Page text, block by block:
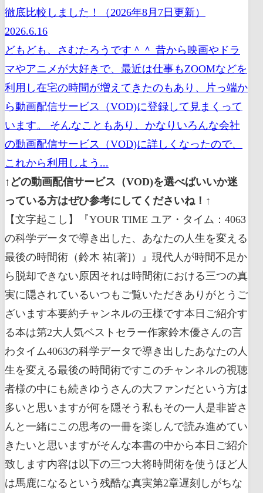
徹底比較しました！（2026年8月7日更新）
2026.6.16
どもども、さむたろうです＾＾ 昔から映画やドラ
マやアニメが大好きで、最近は仕事もZOOMなどを
利用し在宅の時間が増えてきたのもあり、片っ端か
ら動画配信サービス（VOD)に登録して見まくって
います。 そんなこともあり、かなりいろんな会社
の動画配信サービス（VOD)に詳しくなったので、
これから利用しよう...
↑どの動画配信サービス（VOD)を選べばいいか迷
っている方はぜひ参考にしてくださいね！↑
【文字起こし】『YOUR TIME ユア・タイム：4063の科学データで導き出した、あなたの人生を変える最後の時間術（鈴木 祐[著]）』現代人が時間不足から脱却できない原因それは時間術における三つの真実に隠されているいつもご覧いただきありがとうございます本要約チャンネルの王様です本日ご紹介する本は第2大人気ベストセラー作家鈴木優さんの言わタイム4063の科学データで導き出したあなたの人生を変える最後の時間術ですこのチャンネルの視聴者様の中にも続きゆうさんの大ファンだという方は多いと思いますが何を隠そう私もその一人是非皆さんと一緒にこの思考の一冊を楽しんで読み進めていきたいと思いますがそんな本書の中から本日ご紹介致します内容は以下の三つ大将時間術を使うほど人は馬鹿になるという残酷な真実第2章遅刻しがちな糸はまるまるボクシングを使って時間を操れる第3章あなたの時間のずれをぴったりと合わせるタイムログの正しい使い方どれもとても大切な内容です是非最後まで見て行ってくださいそれでは早速参りましょう第1章時間術を使うほど人は誰かになるという残酷な真実本書の冒頭はこんな言葉から始まりますいつも時間が足りず何かに追われているもっと大切なことに使う時間を増やしたい限りある人生このままの過ごし方でいいのだろうか時間の使い方に満足していない全ての方本書では科学的根拠に基づき時間不足を根本から解消しあなたにとって有意義な時間を増やす方法を具体的に解説しますいやーゾクゾクしますよね多くの現代が悩まされている時間不足やりたいことはたくさんあるのに時間が足りないどうでもいいことばかりに時間を使ってしまっているような気がするきっと多くの視聴者の方がこのような悩みを抱えていると思いますそれは現代人がこのような時間不足から脱却できない原因は時間術における三つの真実に隠されているとしていますその三つの真実とは真実1時間術を駆使しても仕事のパフォーマンスはさほど上がらない真実に時間効率を気にする程作業の効率は下がってしまう真実3時間をマネジメントするという発想の根本に無理がある濃密ですお分かりでしょうか本書はこれまでの時間術を真っ向から否定そんな時間術を使ってもパフォーマンスなんて上がらないしむしろ時間効率を気にしていたら材超効率は下がるし時間をマネジメントしようなんていう発想は無理でほとんどの時間術はそもそも時間の使い方と無関係なんだよと言っている証券ではわけわかめ矛盾だらけに見える時間術の本なんです時間術の本でありながら時間術を否定するというのは生半可な覚悟でできることではありませんなぜならそれ相応の斬新かつ効果的な代替策を提示しないと結局ただの時間術本ちゃんとか指定だけして実際にどうすればいいのかよくわからないと批判されてしまうことになるからですそれだけに否応なく本書の時間ですがどれほどのものなのか期待が高まってしまいますよねその本書の時間術をズバリ解説する前にまずは前提の確認なぜこの三つの真実によって私たち現代人が時間不足から解放されないのかその理由について見ていきましょうまずは真実1時間術を駆使しても仕事のパフォーマンスはさほど上がらないについて置換術は大量にあるのに時間の悩みを抱えている人が減らないという謎を解くために著者は時間に関する研究を2000件近く調べ上げたと言いますさらには認知科学心理学経済学医学の各分野から国内外の専門官約20人に最新の見解をお尋ねましたその結果分かったことは万人に効果がある時間術は未だひとつも見つかっていないということ万人に効果がある時間術は未だひとつも見つかっていないマジかよって感じですよね定番の時間術は数多くありますが今のところ大半の時間術には大した効果が認められておらずそもそもまともな検証すら行われていない うまくいっているような気がするよという話に過ぎて科学的な根拠があるものなんてほとんどなかったということなんですこれはまさしく時間術に関する不都合すぎる真実と言えますあなたが家の中に山のように積み上げている時間術の本それら全てがただの感想に過ぎなかったんですただ面白いことに時間術は仕事の質や量を高めてくれるものではなかったけれどお仕事の満足度や幸福感は高めてくれるよということが分かっておりますこれは時間術を使いスケジュールを組む事によってあたかも自分の人生を自分でコントロールできているような感覚だったり重要なことを今日はやったぞという達成感だったりが得られるからだと考えられています幸福感を生むから時間術が例え仕事のパフォーマンスに無駄だったとしても人類は時間術を手放すことができず言ってしまえば時間別に依存しながらこの現代まで来てしまったということですということで時間術は時間を効率的に使って仕事のパフォーマンスをアップさせるものではなく自分で自分を管理できている象という漢字を掴み幸福感を得るための合法ドラッグだったというわけです続いて真実に時間の効率を気にする程作業の効率は下がってしまうについてさあここまでで時間術を使っても効率的に仕事はこなせないけど幸福にはなれるぞというところを見てきましたまあ幸福になれるならそれはそれで良いかと思われるかもしれませんがここには落とし穴がありますそれは時間術を使って時間を効率化させようと思えば思うほど人は判断力が下がりアイデアを思いつきにくくなるということが分かっているからなんですね皆さんにも経験があるかもしれませんが短い時間に効率良く複数の仕事を詰め込もうとしたけが大事なことに手をつけ忘れてしまっただとか判断を急ぎすぎて無理な依頼を引き受けてしまったりといったことは珍しいことではありませんこういった複数の仕事を効率的にこなすことに取り憑かれた人の IQ は通常時と比較してなんと13ポイントも下落しているということが分かっていますこれは徹夜明けの IQ 低下に相当するんですね時間術にこだわるあまりめちゃくちゃバカになっちゃうんだということがお分かりいただけるかと思います実際の調査でもお仕事中に時間を強く意識した日はそうでない日よりも創造的な思考の出現率が45%下がりプロジェクトの成果も低くなる創造性の低下は23日後まで続いたがほとんどの従業員はその事実に気づいていなかったということが分かっています効率を求めて時間を気にすることで大半の人は思考の広がりがなくなりそのせいで最終的な成果の量まで減ってしまうんですね恐ろしいことですこれは仕事の効率が下がるというよりもアイデアが思いつかなくなるということが主な原因のようですマッキンゼーの調査によりますと現代の仕事の7割が創造的な発想を必要としているということでつまり時間効率に追われ集中すると集中するそうと思うがあまりアイデアが出てこなくなって結局作業効率が低下してしまうというわけですその結果創造性が必要なような受信ボックスを空にするだとか友達の頼みに答えるとかそういった重要でない仕事ばかりをせっせとこなし今日も仕事頑張ったなあという謎の10日間だけられるという状況に陥りがちなんです時間の効率を重視するほど本当にやらなければならない創造性が必要な仕事の効率が落ちてしまうこのことはしっかりと覚えておきたいですねさて最後に真実3時間をマネジメントするという発想の根本に無理があるについて見ていきましょう時間をマネジメントしようとこれまで数多くの時間ですが生み出されてきたわけですがそもそも大半の時間術というのは時間の使い方とは関係がないということが分かっています時間術なのに時間の使い方とは関係がないというのはどういうことだろうと思われたかもしれませんしかし実際世の中で使われているあらゆるタイムマネジメント方は実際には時間の使い方とはほぼ関係がないんです生産性研究の第一任者であるアダムグラントは自身が行った研究例を引き合いに出しつつその時間術の大半は時間の管理ではなく注意力をマネジメントしているケースが多いとコメントしましたその上で時間術は生産性の解決策にならないと断言しています確かにそう言われてみればそうですよね置換術という タイムマネジメントを重視することで一層時間が不足しているという認識が生まれ私たちの人生にとって本当に重要な活動をしなくなってしまうという問題を指摘しています時間が足りないから時間術を学んだのにもっと効率よくもっと効率よくとなってさらに時間が足りないように感じてしまうその結果本当に重要なことに手をつけなくなってしまうこれもあれあれですよねそもそも時間が足りないから時間術の本を買ったのにその方法を試したせいでさらに時間が無くなってしまっては本末転倒もいいところですさてということでここまで私たち現代人が時間不足から解放されないなどについて三つの真実と共に観てきました簡単にまとめますと1万人に効果があるような時間術は存在しないに時間を効率よく使おうとするほど生産性は下がる3時間ずつの大半はそもそも時間アンの使い方とは関係がないということになりますいやはや困りましたこれでは時間の使い方なんて考えるだけ無駄なように思えてきますただここでポイントとなるのは万人に効果があるような時間術は存在しない子の番人にという部分ですそうです実験結果をよくよく見てみれば全員に効果があったわけじゃないけど時間術によって生産性が高まる人というのは確かに存在したんですつまり人それぞれに合った時間術というものが存在し実験で用いられた時間ですがたまたまバッチリ合った人だけが生産性を伸ばしたんじゃないかと考えられているんです骨折の患者に風邪薬を飲ませても何も改善しないのと同じであなたがなぜ時間が足りないと悩んでいるのかについてしっかりと分析しないまま適当に手当たり次第時間術を試しても何の効果もないんですそれどころか薬と同じです作用が現れデメリットの方が大きくなってしまうかもしれませんということで大切なのは目新しい時間術を学ぶことではなくあなたの性格や脳のタイプからどういった時間術を使うべきかを判断するということになりますさてそれではどうすればあなたに合った時間で2を見つけることができるのでしょうか時間術の効果に影響する答えたつまり性格や脳のタイプは実に様々なものがありますそういったシュシュ雑多千差万別の要素を細かく分析していくというのもいいんですが本書では別の角度からあなたに合った時間で2を見つける方法を提案してくれていますそれがよくと陶器の調整です難しいですよねできるだけわかりやすく解説していきますよ木場未来に関係していて早期は過去に関係していますより具体的に言うなら未来というのは今の状態の次に起きる確率が高い変化脳が予期したもの過去というのは今の状態の前に発生した確率が高い変化を脳が想起したものですまずはわかりやすい未来について見ていきましょう例えばあなたの目の前に泣いている女の子がいるとしますその女の子を見てあなたは泣き止むまでそばにいてあげようと思ったとしますこれが良きですつまりあなたはいつかはこの女の子は泣き止むだろうと思ったわけです続いて過去について見ていきましょう同じようにあなたの目の前に泣いている女の子がいるとしますその女の子を見てあなたはもしかして親とはぐれちゃったのかなと思ったとしますこれが好きですつまりあなたは女の子が一人でいて泣いているということは迷子になっている可能性が高いなと判断したわけです実際には泣いている女の子を見た時にこの良きと陶器の両方が起こりこんなところで一人で泣いて入るなんてきっと迷子になって困っているんだ泣き止むまでそばにいてあげてそれから迷子センターに連れて行ってあげようそうすれば問題が解決するに違いないと判断を下しますここでのポイントは陶器も良きも確率が高いことをあなたが選んでいるに過ぎないということで迷子になっている子を見たあなたののが女の子が一人で泣いているつまり迷子になっている可能性が高いと判断したにすぎてそれがあっているかどうかについては女の子を見たタイミングではわかりませんよね同様に少し待てば泣き止むとか迷子センターに連れて行けば親が見つかるという予測もあなたの膨大な過去のデータから導き出された確率が高いと思える未来でしかないんです絶対に少し待てば泣き止むとか迷子センターに連れて行けば親が見つかるというわけではありませんよねただ未来や過去を正確に予測することができればこの女の子を助ける 必要となります例えばタイムログという自分がやったこととそれにかかった時間を書き出すという時間術があります自分が行った作業の開始時間と終了時間を記録し続ける手法であり何度も繰り返すうちに作業時間の見積もりが甘くなると考えられていますこのタイムログでパフォーマンスが上がりやすいのは早期の誤りが大きい人または早期が肯定的すぎる人ですこれは実際は締め切り間際まで大慌てだったのが先週はスムーズに進んだから今回も問題ないだろうと考えたり現実は他人の協力を得たのに普段は一人でこなせているから今回も問題ないだろうと即断するというような人ですつまり仕事にかかる時間を適当に見積もりすぎる人や自分の能力を過大評価し短時間でこなせるようと考えてしまう人がタイムログを行うことで本当に必要な時間が分かり今後の時間管理に行かせるようになるというわけです確かに俺自分の能力を過大評価しがちなんだよなと思った人がっかりしないでください人間は不快なものよりも楽しい出来事をより正確に記憶しやすいという心理傾向がありまして自分にとって都合のいいことばかりを覚え思い出してしまうのは普通のことなんです楽観的な性格は人生を幸せに生きる上で大切なものをそのメリットを活かしつつ過去を過大評価してしまう癖はタイムログで修正していきましょう続いてよきに失敗したパターンを見ていきましょう病気がうまくいかない人の多くは未来の自分と今の自分のつながりをしっかりと感じることができず未来の自分を他人のように見てしまう傾向があります例えば来年の受験に合格するために今は受験勉強を頑張るというモチベーションの高め方は未来の合格している自分と今頑張っている自分を同一視できているからこそ効果があります雷の自分に対してのつながりが薄いと今頑張っていることが未来につながっているように思えず目の前のスマホゲームなどの誘惑に負けやすくなってしまうんですこの場合はカレンダーに予定を書くという基本中の基本の時間術が有効ですカレンダーのメリットといえば作業に必要な時間を見積もれるや予定を忘れずに済むなどの理由が浮かびますが本当に重要なのは料金の現実味を増すという機能です受験まであとまるまる日という表情を見ると頑張らなきゃなぁと思いますよねこれは未来のことをより現実的に感じることができるようになるからだと言えます逆に言えばあなたが良きの現実感が濃い人だった場合はカレンダーに念密なスケジューリングをしたとしても聞きづらいかもしれません先ほどの掃除洗濯料理の例でも同様で夕方から本要約チャンネルを見て幸せになっている自分と今の自分を同じ自分だと考えることができないとそのご褒美のために頑張るぞという気持ちは湧いてきませんまた掃除には30分洗濯には1時間料理にも1時間かかると予想したけど実際は料理に必要な買い物が終わっておらずその作業を追加でやる必要があった結局仕事が終わりきらなかったというパターンも料金がうまくいっていないパターンの一つと言えるでしょうこれは未来に必要になることを正確に予測できなかったから怒ってしまった失敗ですこの原因もう未来に対して現実感が薄いというものですつまり料理をするという未来の自分の姿を現実的に考えることができておらずその時に必要な食材を買っていないというところまで頭が回らなかったということですこのタイプは例えば掃除中にふとしたタイミングで買い物もしなきゃなどと思い出し掃除が手につかなくなったり途中で買い物に行ったりなど行き当たりばったりの行動をとってしまうことが多いです結果として時間が足りないとなりがちなんです早期豊樹過去と未来の予測の正確さが時間管理においてどれだけ大切かお分かりいただけましたでしょうか続く第2章ではこの過去と未来の予測をより正確に行うためにはどうすればいいか具体的な方法について解説していきますのでぜひぜひ最後までお付き合いくださいませんそれではここまでで対処をまとめておきましょうポイント市現代人の多くが時間不足から解放されない理由は三つ1万人に効果があるような時間術は存在しないに時間を効率よく使おうとするほど生産性は下がる3時間ずつの大半はそもそも時間の使い方とは関係がないってあるポイント2万人に効果がある時間でつは存在しないが特定の人に効果的な時間術は存在する自分にとって最適な時間術を見つけるためには自分の早期と雪のズレを分析する必要がある場合に ています一応気が薄い将来のイメージとの繋がりを感じられない状態ですよ気が濃い将来のイメージに繋がりを感じられている状態です3妖気が多い将来に発生しそうなイベントの数が多い状態ですよ病気が少ない将来に発生しそうなイベントの数が少ない状態ですいかがでしょうか自分がどれにあたるか考えてみてください本当には自分の予期パターン臓器パターンを分析するための質問票もついていますのでそちらを試してみたいという方はぜひぜひ本書を実際に買って読んでみてくださいさて話を続けますつまり超簡単に言うなら未来の自分と今の自分が繋がっているように思えるかどうかそして未来にやるべきことが多いか少ないかこの二つであなたの良きがずれる理由が特定できるというわけですここでは私が多くの人が陥りがちだと感じた市よきが薄いタイプについて解決策となる時間術を解説していきましょう金書に記載があるわけではありませんが個人的にはこの容器が薄すぎるタイプの典型例が遅刻グセがある人だと感じましたつまり未来に現実味を感じにくい人だからこそ遅刻をしてしまうんですまあこれは私のことなんですが例えば17時から会議に出席しなきゃいけないここから会議の場所まで15分かかるというような場合皆さんであれば16時40分あたりで仕事を切り上げ会議の場所に向かうんじゃないかなと思いますですが私の場合は確かに会議のことは頭の片隅にありますそれでいて会議に出席している自分と今の仕事中の自分は完全に切り離された存在のように感じるんですだからこそ17時の会議に間に合うためにはまるまる時に部屋を出なきゃという想定ができませんその結果本当に取り返しのつかない17時3分前くらいになってようやく未来の自分と今の自分が繋がって会議に行かなきゃでももう間に合わないとなるんですそんな奴本当にいるのかと思われるかもしれませんが私が生き証人本当にいるんですこれは時間的分離と呼ばれる現象で人によっては数分後数時間後の自分にすら現実感を抱けないんです何故このような個体差が生まれるかという理由はよくわかっておらず脳内に分泌される神経伝達物質の量や生まれつきの性格が原因とする説もありますが明確な答えはまだありませんただ実際に大なり小なりこの未来を現実のこととして考えるという能力には個人差がありこの能力が低い人は良きが低い人だということですあなた自身はどうでしょうか考えてみてくださいちなみに先ほどの例で私が出した解決策は会議の前に仕事をしないというものでした17時から会議があるのであれば16時くらいから何もしないそうすれば今に注意が釣れませんから未来の会議のことばかりを考え遅刻しないように向かうことができるようになったんですさて誰だこんな方法では仕事の生産性も落ちてしまいましたんにんに進めることができるものではありませんよねということで本書で紹介されているよ気を濃くするための時間術タイムボクシングについて解説していきましょうこれは予め特定の作業に一定の時間を割り当てその枠内で作業を終わらせるというシンプルな技法です例えば9時から11時ユアタイムを呼ぶ11時から12時ジムに行く12時から12時半サウナに行く12時半から14時ユアタイムのポイントを書き出す14時から14時15分目と14時15分から15時ユアタイムの原稿構成を考えるといったような形です一つ一つの作業に割り当てた時間はボックスと呼ばれそこに行く帯的な期限や目標成果などを設定するのがタイムボクシングの基本このボックスは絶対的な存在で事前に決めた時間に達したらまだ作業が終わっていなくても仕事を切り上げなければなりません単純な方法ながら専門家の評価は高くトゥードゥーリストやアイゼンハワーマトリクスといった有名なテクニックと比較した場合夫も良きのうっさいの影響効果が高かったのはタイムボクシングだったと言いますさらに詳しく見ていきましょうタイムボクシングは四つのステップで構成されますステップ市適切な作業を探すタイムボクシングに使う作業はどのようなものでもかまいませんですが慣れるまでは完了までが長い作業刺激 なんふんかかるかは過去の経験から割り出すもので登記が活躍します早期が苦手な人は先ほど説明したような作業時間を記録して見返すタイムログを試しながら早期のズレを修正するようにしましょうこの例ではページ数の量を目標にしましたが15分だけ読書をする家10分だけ集中して資料を集めると言ったように時間の長さをゴールにしても構いません何にせよはっきり数値で把握できるゴールを設定するというのがポイントですステップ303で時間を設定する取り組む作業と目標が決まったら次はその作業に時間を割り当てカレンダーに記入していきますここで決めるのはいつ作業に取り掛かるかといつ作業を止めるかの二つだけですもちろんあなたには読書以外にも運動や仕事家事などをやらなければいけない作業がたくさんあるはずですそこで読書に使えるそう時間をありだすためにその他の優先すべき作業をボックスに組み込んで行きますただし睡眠運動リラックスなどセルフケアに関する作業を優先すべきではないと削らないように注意が必要ですまた友達と遊ぶといった人間関係に関する作業も優先すべきですということで優先すべき順はセルフケア人間関係仕事の順になるようにしましょうを多くの人は仕事や勉強から時間の割り当てを考えがちですですがセルフケアや人間関係をおざなりにしたスケジュールは給油をせずに走り続ける車のようなものです最初は周囲に差をつけられるかもしれませんがやがてガス欠が事故を起こすことは間違いありませんこのセルフケア人間関係仕事に必要な時間を全て埋めると1日にどのくらい読書に避けるかが分かってきますステップ4結果を評価するあとは設定したボックスに従って作業を進めるだけです重要なのは決めた時間内に作業が終わらなかったとしても作業を途中で止めて次のボックスに移るということもし終了時間のマギアに気分が乗ってきても時間が来たら作業を打ち切るようにしましょう1日のボックスが終わったらその日の最後に結果の評価を行います目標は達成できたかいや予定通りにいかなかった場合は何が問題だったのかを考えた上でその日に終わらなかった作業を翌日のボックスに再配分してくださいこれでタイムボクシングの全工程は終了です実際に試すとわかりますがタイムボクシングで予定を組むときが薄い人ほど焦りや不安が和らいだ気分になるはずです次第に自分の時間を自らの意志でコントロールできている感覚が生まれてきます是非未来のことが他人事のように思える人はこのタイムボクシングを試してみてくださいそれでは第2章をまとめておきましょうポイント1妖気が薄く未来のことを他人事のように感じてしまうタイプの人に最もおすすめの時間術はタイムボクシングであるポイントにタイムボクシングは特定の作業に一定の時間を割り当てその枠内で作業を終わらせるというシンプルな技法であるポイントさん病気が薄い人ほど時間がかかる作業や刺激が少ない作業を後回しにしがちなのでそういった作業に来そうタイムボクシングを使うと良い第3章あなたの時間のずれをぴったりと合わせるタイムログの正しい使い方さてここからは早期豊樹のうち早期のズレを解消するための方法つまり過去を正確に